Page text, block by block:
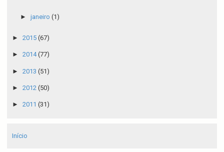
► janeiro (1)
► 2015 (67)
► 2014(77)
► 2013 (51)
► 2012 (50)
► 2011 (31)
Início